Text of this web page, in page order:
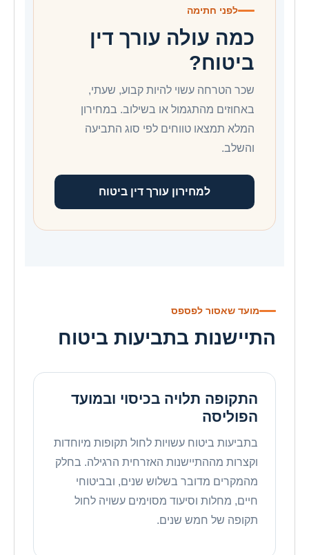
לפני חתימה
כמה עולה עורך דין
ביטוח?
שכר הטרחה עשוי להיות קבוע, שעתי,
באחוזים מהתגמול או בשילוב. במחירון
המלא תמצאו טווחים לפי סוג התביעה
והשלב.
למחירון עורך דין ביטוח
מועד שאסור לפספס
התיישנות בתביעות ביטוח
התקופה תלויה בכיסוי ובמועד
הפוליסה
בתביעות ביטוח עשויות לחול תקופות מיוחדות
וקצרות מההתיישנות האזרחית הרגילה. בחלק
מהמקרים מדובר בשלוש שנים, ובביטוחי
חיים, מחלות וסיעוד מסוימים עשויה לחול
תקופה של חמש שנים.